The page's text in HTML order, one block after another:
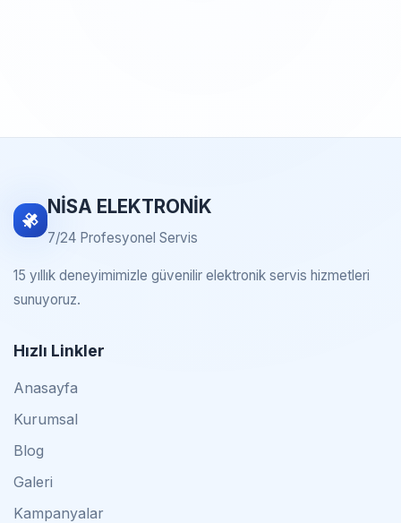
NİSA ELEKTRONİK
7/24 Profesyonel Servis
15 yıllık deneyimimizle güvenilir elektronik servis hizmetleri
sunuyoruz.
Hızlı Linkler
Anasayfa
Kurumsal
Blog
Galeri
Kampanyalar